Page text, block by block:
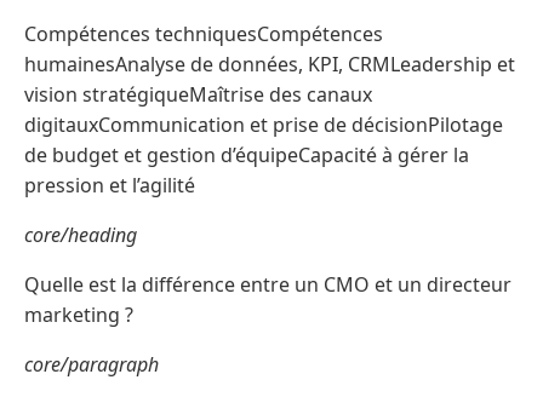
Compétences techniquesCompétences
humainesAnalyse de données, KPI, CRMLeadership et
vision stratégiqueMaîtrise des canaux
digitauxCommunication et prise de décisionPilotage
de budget et gestion d’équipeCapacité à gérer la
pression et l’agilité
core/heading
Quelle est la différence entre un CMO et un directeur
marketing ?
core/paragraph